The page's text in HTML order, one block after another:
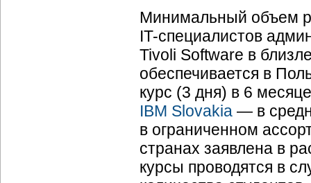
Минимальный объем
IT-специалистов
Tivoli Software в
обеспечивается в
курс (3 дня) в 6
IBM Slovakia — в
в ограниченном
странах заявлена в
курсы проводятся в